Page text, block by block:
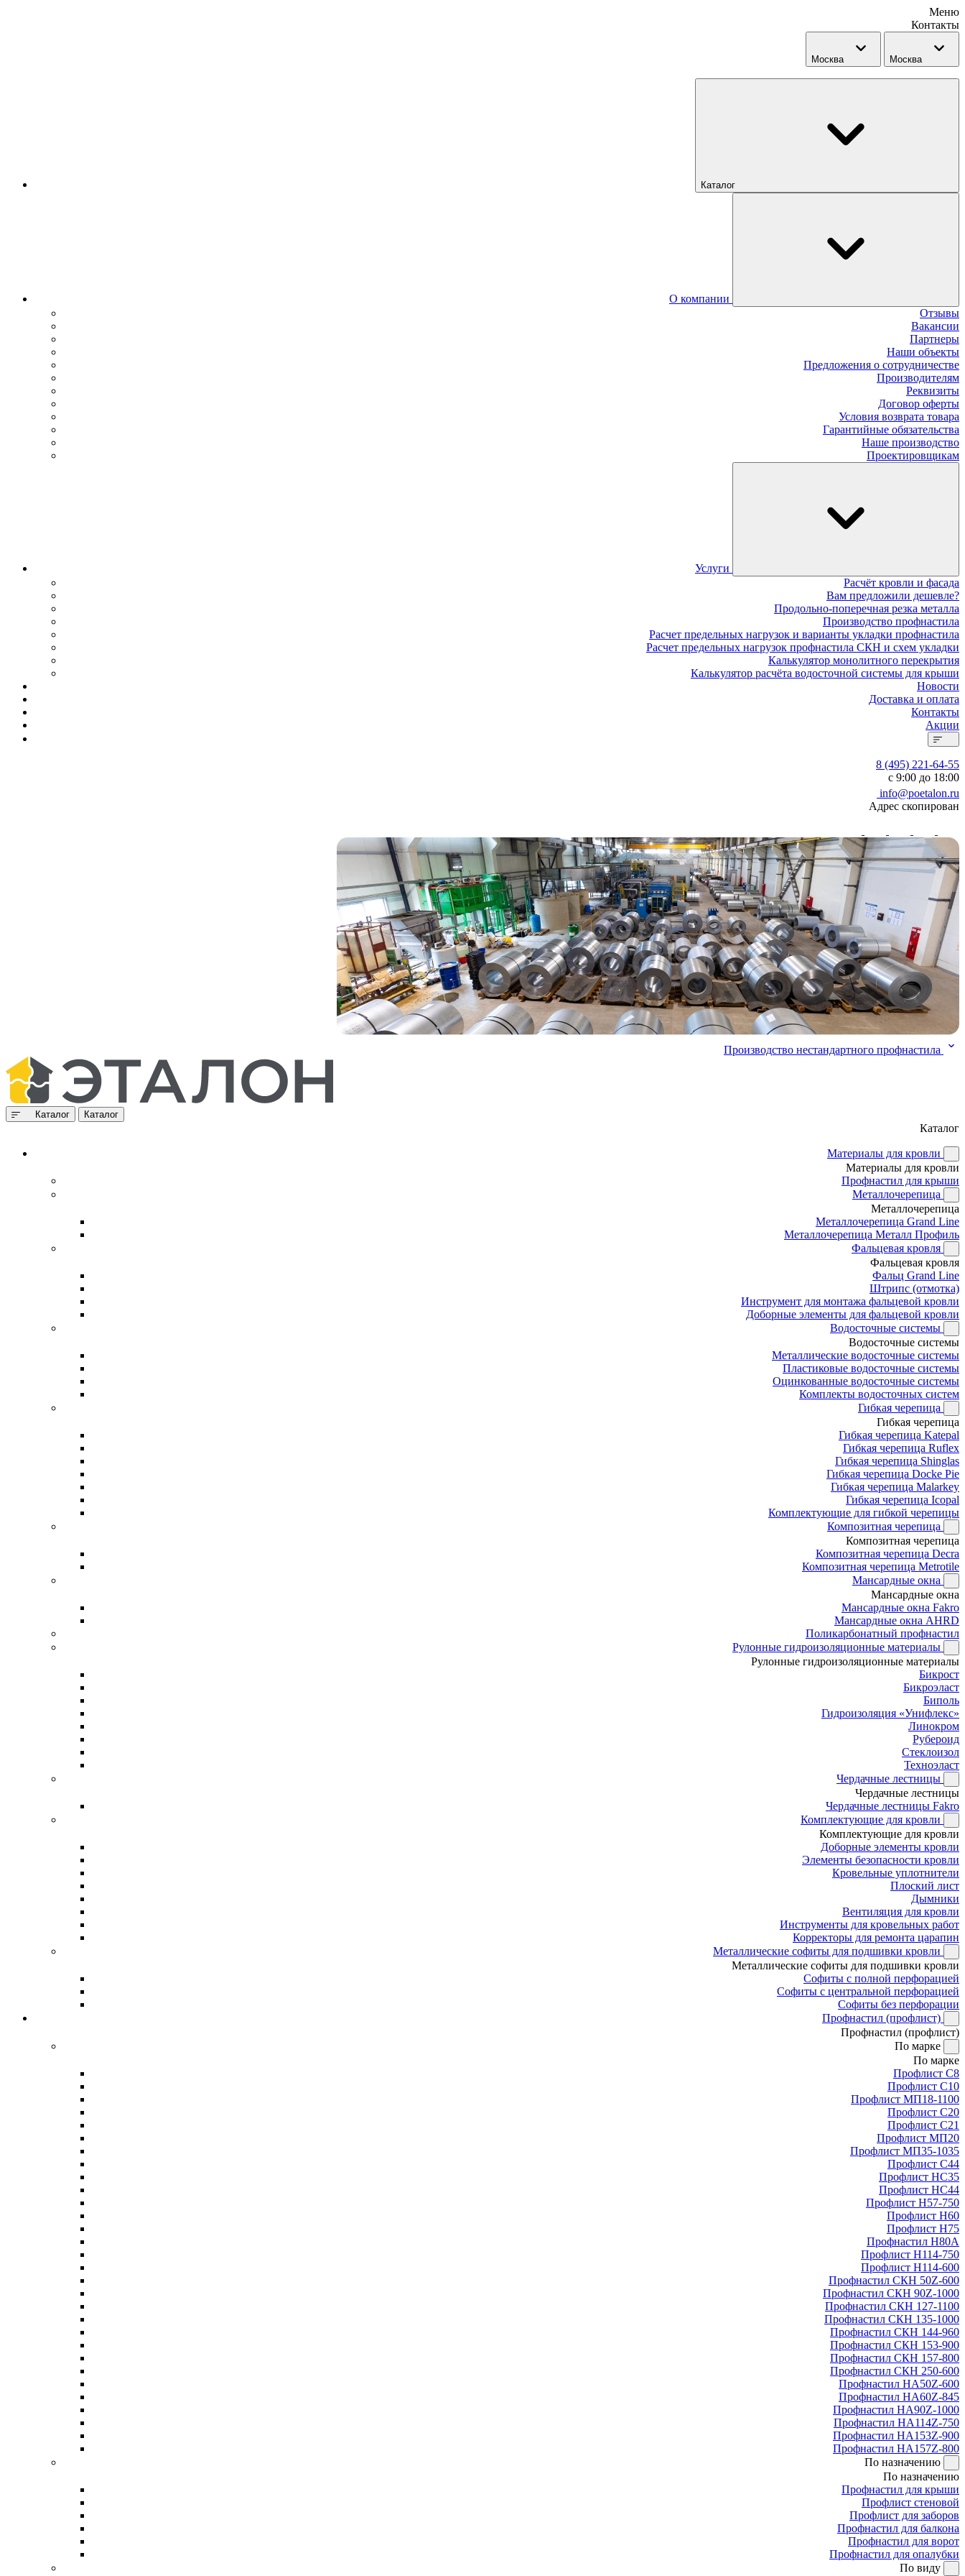
Меню
Контакты
Москва Москва
Каталог
О компании
Отзывы
Вакансии
Партнеры
Наши объекты
Предложения о сотрудничестве
Производителям
Реквизиты
Договор оферты
Условия возврата товара
Гарантийные обязательства
Наше производство
Проектировщикам
Услуги
Расчёт кровли и фасада
Вам предложили дешевле?
Продольно-поперечная резка металла
Производство профнастила
Расчет предельных нагрузок и варианты укладки профнастила
Расчет предельных нагрузок профнастила СКН и схем укладки
Калькулятор монолитного перекрытия
Калькулятор расчёта водосточной системы для крыши
Новости
Доставка и оплата
Контакты
Акции
8 (495) 221-64-55
с 9:00 до 18:00
info@poetalon.ru
Адрес скопирован
Производство нестандартного профнастила
Каталог Каталог
Каталог
Материалы для кровли
Материалы для кровли
Профнастил для крыши
Металлочерепица
Металлочерепица
Металлочерепица Grand Line
Металлочерепица Металл Профиль
Фальцевая кровля
Фальцевая кровля
Фальц Grand Line
Штрипс (отмотка)
Инструмент для монтажа фальцевой кровли
Доборные элементы для фальцевой кровли
Водосточные системы
Водосточные системы
Металлические водосточные системы
Пластиковые водосточные системы
Оцинкованные водосточные системы
Комплекты водосточных систем
Гибкая черепица
Гибкая черепица
Гибкая черепица Katepal
Гибкая черепица Ruflex
Гибкая черепица Shinglas
Гибкая черепица Docke Pie
Гибкая черепица Malarkey
Гибкая черепица Icopal
Комплектующие для гибкой черепицы
Композитная черепица
Композитная черепица
Композитная черепица Decra
Композитная черепица Metrotile
Мансардные окна
Мансардные окна
Мансардные окна Fakro
Мансардные окна AHRD
Поликарбонатный профнастил
Рулонные гидроизоляционные материалы
Рулонные гидроизоляционные материалы
Бикрост
Бикроэласт
Биполь
Гидроизоляция «Унифлекс»
Линокром
Рубероид
Стеклоизол
Техноэласт
Чердачные лестницы
Чердачные лестницы
Чердачные лестницы Fakro
Комплектующие для кровли
Комплектующие для кровли
Доборные элементы кровли
Элементы безопасности кровли
Кровельные уплотнители
Плоский лист
Дымники
Вентиляция для кровли
Инструменты для кровельных работ
Корректоры для ремонта царапин
Металлические софиты для подшивки кровли
Металлические софиты для подшивки кровли
Софиты с полной перфорацией
Софиты с центральной перфорацией
Софиты без перфорации
Профнастил (профлист)
Профнастил (профлист)
По марке
По марке
Профлист С8
Профлист С10
Профлист МП18-1100
Профлист С20
Профлист С21
Профлист МП20
Профлист МП35-1035
Профлист С44
Профлист НС35
Профлист НС44
Профлист Н57-750
Профлист Н60
Профлист Н75
Профнастил Н80А
Профлист Н114-750
Профлист Н114-600
Профнастил СКН 50Z-600
Профнастил СКН 90Z-1000
Профнастил СКН 127-1100
Профнастил СКН 135-1000
Профнастил СКН 144-960
Профнастил СКН 153-900
Профнастил СКН 157-800
Профнастил СКН 250-600
Профнастил НА50Z-600
Профнастил НА60Z-845
Профнастил НА90Z-1000
Профнастил НА114Z-750
Профнастил НА153Z-900
Профнастил НА157Z-800
По назначению
По назначению
Профнастил для крыши
Профлист стеновой
Профлист для заборов
Профнастил для балкона
Профнастил для ворот
Профнастил для опалубки
По виду